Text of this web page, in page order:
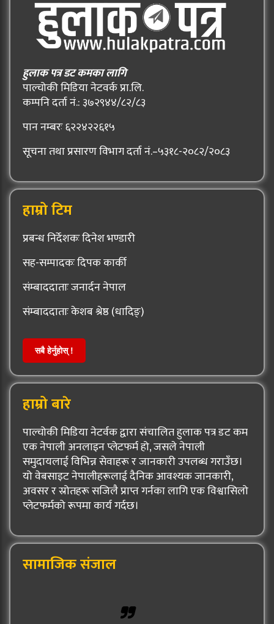
हुलाक पत्र डट कमका लागि
पाल्चोकी मिडिया नेटवर्क प्रा.लि.
कम्पनि दर्ता नं.: ३७२९४४/८२/८३
पान नम्बरः ६२२४२२६१५
सूचना तथा प्रसारण विभाग दर्ता नं.–५३१८-२०८२/२०८३
हाम्रो टिम
प्रबन्ध निर्देशकः दिनेश भण्डारी
सह-सम्पादकः दिपक कार्की
संम्बाददाताः जनार्दन नेपाल
संम्बाददाताः केशब श्रेष्ठ (धादिङ्)
सबै हेर्नुहोस् !
हाम्रो बारे
पाल्चोकी मिडिया नेटर्वक द्वारा संचालित हुलाक पत्र डट कम
एक नेपाली अनलाइन प्लेटफर्म हो, जसले नेपाली
समुदायलाई विभिन्न सेवाहरू र जानकारी उपलब्ध गराउँछ।
यो वेबसाइट नेपालीहरूलाई दैनिक आवश्यक जानकारी,
अवसर र स्रोतहरू सजिलै प्राप्त गर्नका लागि एक विश्वासिलो
प्लेटफर्मको रूपमा कार्य गर्दछ।
सामाजिक संजाल